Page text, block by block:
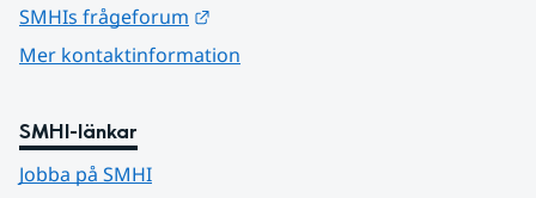
SMHIs frågeforum
Mer kontaktinformation
SMHI-länkar
Jobba på SMHI